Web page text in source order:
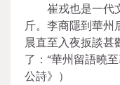
崔戎也是一代
斤。李商隱到華州
晨直至入夜扳談甚
了：“華州留語曉
公詩》）